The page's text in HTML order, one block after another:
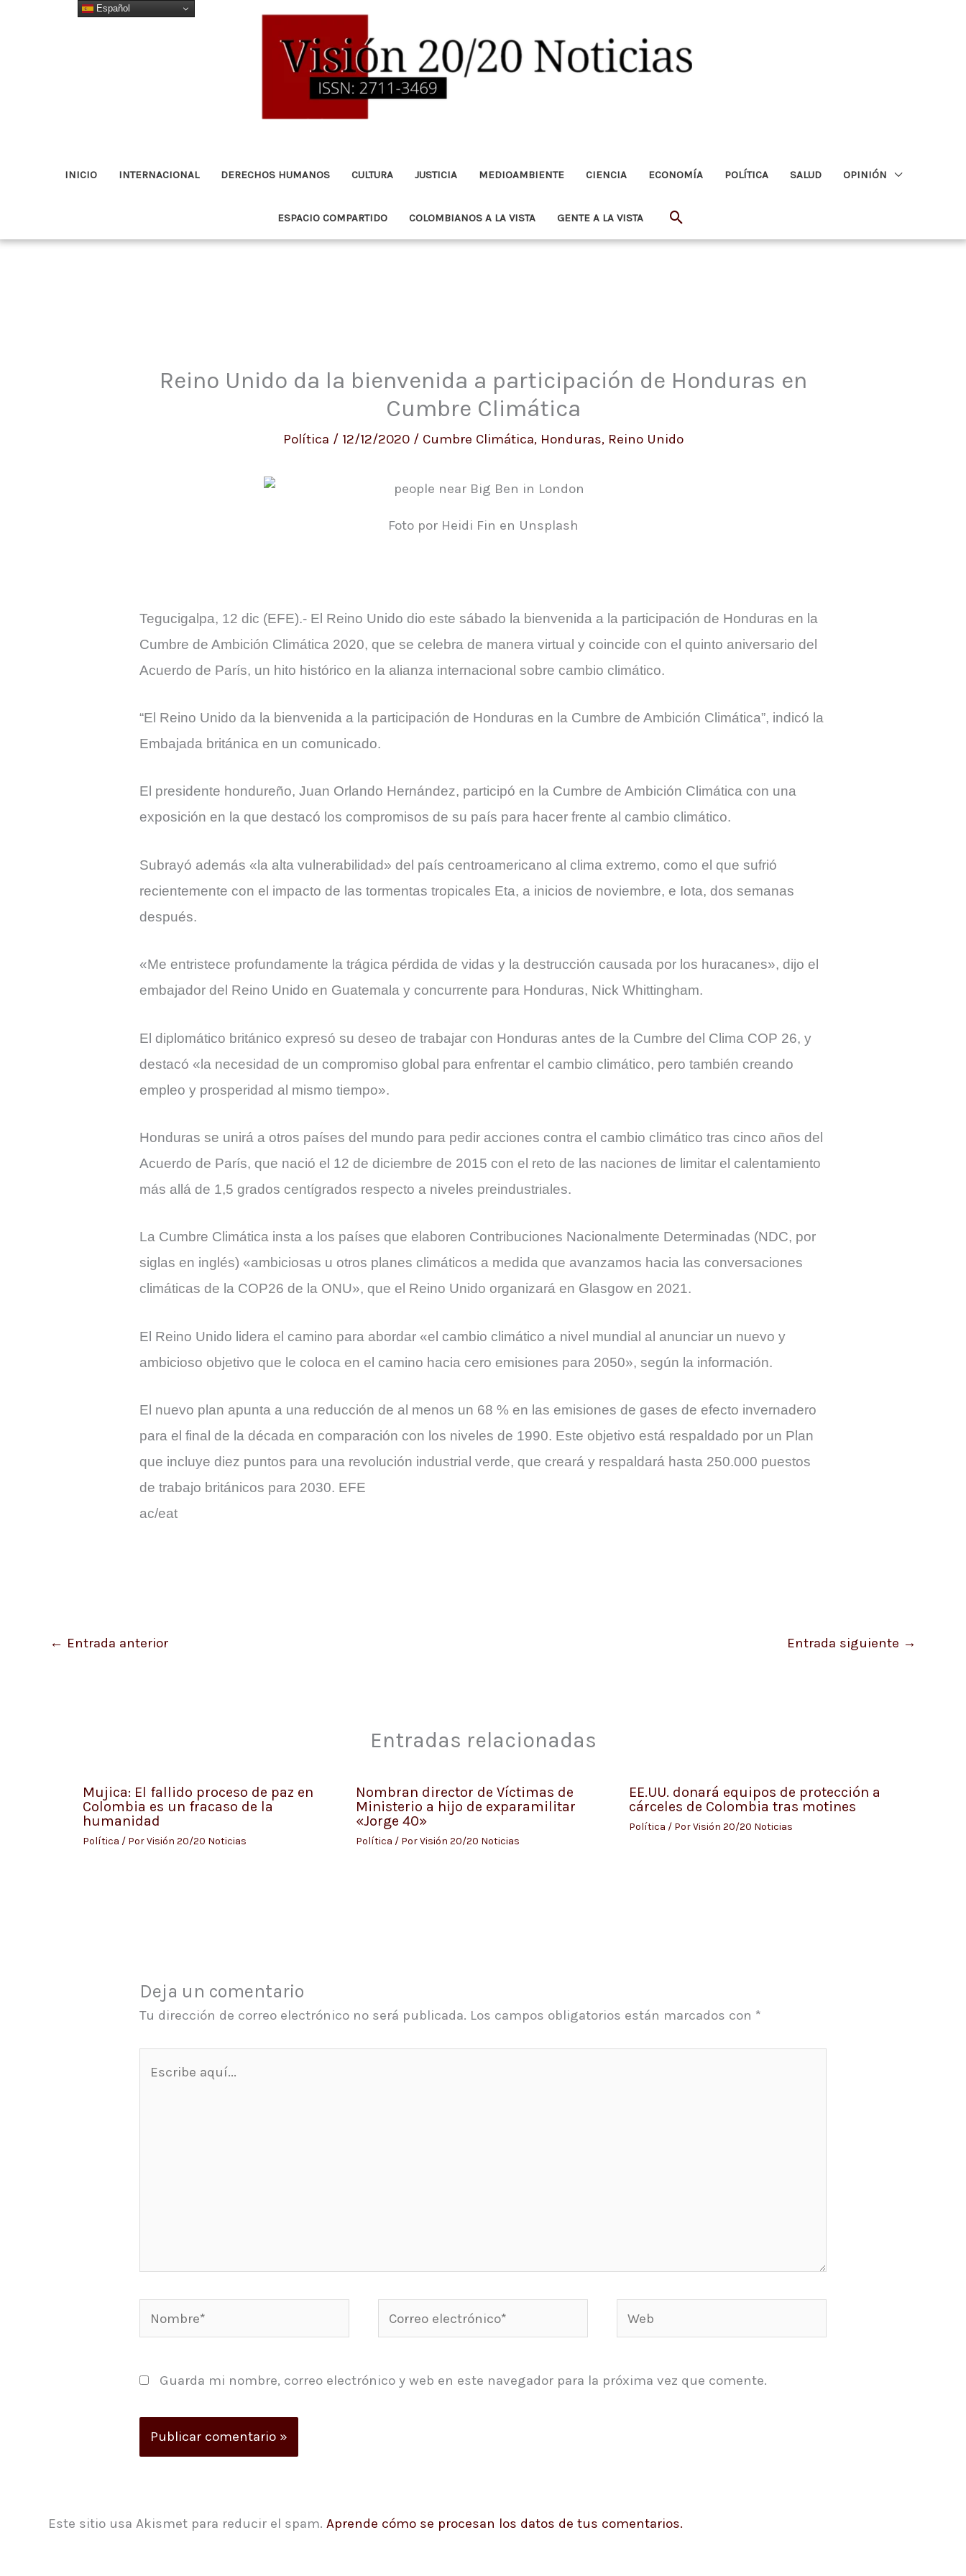
INICIO INTERNACIONAL DERECHOS HUMANOS CULTURA JUSTICIA MEDIOAMBIENTE CIENCIA ECONOMÍA POLÍTICA SALUD OPINIÓN
ESPACIO COMPARTIDO COLOMBIANOS A LA VISTA GENTE A LA VISTA Buscar
Reino Unido da la bienvenida a participación de Honduras en
Cumbre Climática
Política / 12/12/2020 / Cumbre Climática, Honduras, Reino Unido
Foto por Heidi Fin en Unsplash
Tegucigalpa, 12 dic (EFE).- El Reino Unido dio este sábado la bienvenida a la participación de Honduras en la
Cumbre de Ambición Climática 2020, que se celebra de manera virtual y coincide con el quinto aniversario del
Acuerdo de París, un hito histórico en la alianza internacional sobre cambio climático.
“El Reino Unido da la bienvenida a la participación de Honduras en la Cumbre de Ambición Climática”, indicó la
Embajada británica en un comunicado.
El presidente hondureño, Juan Orlando Hernández, participó en la Cumbre de Ambición Climática con una
exposición en la que destacó los compromisos de su país para hacer frente al cambio climático.
Subrayó además «la alta vulnerabilidad» del país centroamericano al clima extremo, como el que sufrió
recientemente con el impacto de las tormentas tropicales Eta, a inicios de noviembre, e Iota, dos semanas
después.
«Me entristece profundamente la trágica pérdida de vidas y la destrucción causada por los huracanes», dijo el
embajador del Reino Unido en Guatemala y concurrente para Honduras, Nick Whittingham.
El diplomático británico expresó su deseo de trabajar con Honduras antes de la Cumbre del Clima COP 26, y
destacó «la necesidad de un compromiso global para enfrentar el cambio climático, pero también creando
empleo y prosperidad al mismo tiempo».
Honduras se unirá a otros países del mundo para pedir acciones contra el cambio climático tras cinco años del
Acuerdo de París, que nació el 12 de diciembre de 2015 con el reto de las naciones de limitar el calentamiento
más allá de 1,5 grados centígrados respecto a niveles preindustriales.
La Cumbre Climática insta a los países que elaboren Contribuciones Nacionalmente Determinadas (NDC, por
siglas en inglés) «ambiciosas u otros planes climáticos a medida que avanzamos hacia las conversaciones
climáticas de la COP26 de la ONU», que el Reino Unido organizará en Glasgow en 2021.
El Reino Unido lidera el camino para abordar «el cambio climático a nivel mundial al anunciar un nuevo y
ambicioso objetivo que le coloca en el camino hacia cero emisiones para 2050», según la información.
El nuevo plan apunta a una reducción de al menos un 68 % en las emisiones de gases de efecto invernadero
para el final de la década en comparación con los niveles de 1990. Este objetivo está respaldado por un Plan
que incluye diez puntos para una revolución industrial verde, que creará y respaldará hasta 250.000 puestos
de trabajo británicos para 2030. EFE
ac/eat
← Entrada anterior Entrada siguiente →
Entradas relacionadas
Mujica: El fallido proceso de paz en
Colombia es un fracaso de la
humanidad
Política / PorVisión 20/20 Noticias
Nombran director de Víctimas de
Ministerio a hijo de exparamilitar
«Jorge 40»
Política / PorVisión 20/20 Noticias
EE.UU. donará equipos de protección a
cárceles de Colombia tras motines
Política / PorVisión 20/20 Noticias
Deja un comentario
Tu dirección de correo electrónico no será publicada. Los campos obligatorios están marcados con *
Nombre*
Correo
electrónico*
Web
Guarda mi nombre, correo electrónico y web en este navegador para la próxima vez que comente.
Este sitio usa Akismet para reducir el spam. Aprende cómo se procesan los datos de tus comentarios.
Español